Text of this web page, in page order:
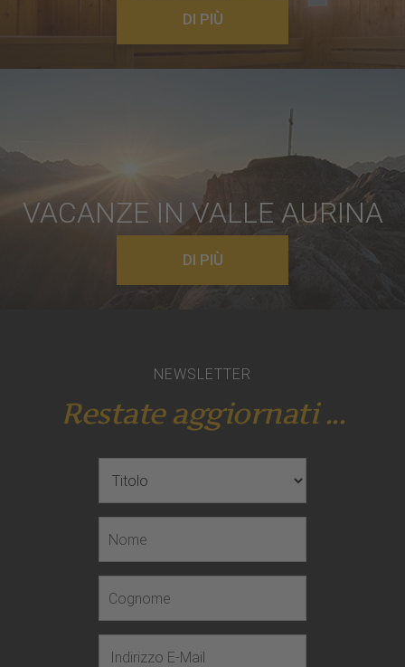
DI PIÙ
VACANZE IN VALLE AURINA
DI PIÙ
NEWSLETTER
Restate aggiornati ...